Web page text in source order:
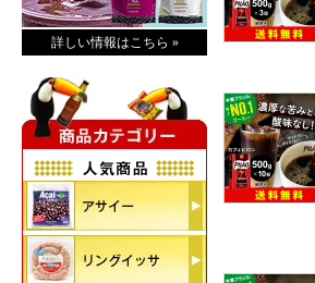
詳しい情報はこちら »